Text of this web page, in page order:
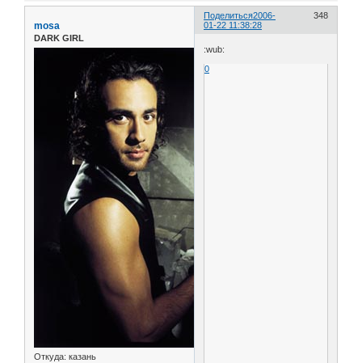
Поделиться 348
2006-
01-22 11:38:28
mosa
DARK GIRL
Откуда: казань
:wub:
0